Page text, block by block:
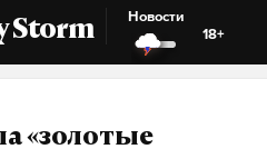
Storm
Новости
18+
«золотые